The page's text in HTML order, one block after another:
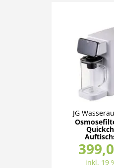
JG
inkl. 19